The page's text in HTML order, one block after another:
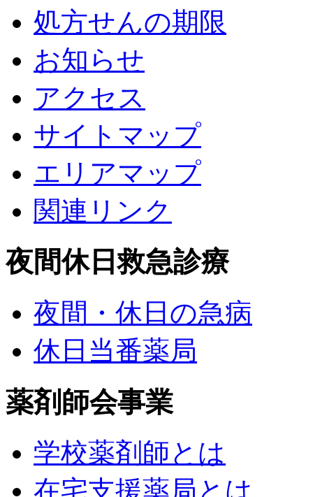
処方せんの期限
お知らせ
アクセス
サイトマップ
エリアマップ
関連リンク
夜間休日救急診療
夜間・休日の急病
休日当番薬局
薬剤師会事業
学校薬剤師とは
在宅支援薬局とは